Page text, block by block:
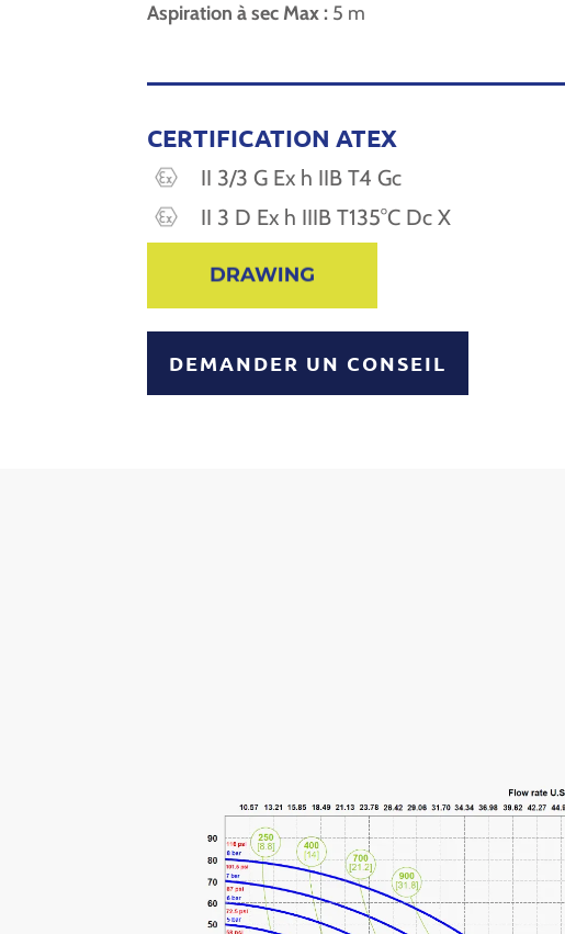
Aspiration à sec Max : 5 m
CERTIFICATION ATEX
II 3/3 G Ex h IIB T4 Gc
II 3 D Ex h IIIB T135°C Dc X
DEMANDER UN CONSEIL